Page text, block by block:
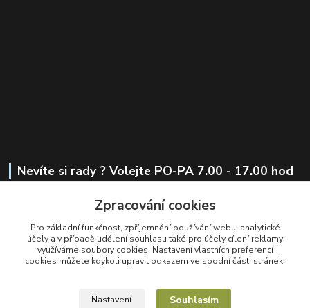
Nevíte si rady ? Volejte PO-PA 7.00 - 17.00 hod
+420 721 441 419
obchod@alkoholesence.cz
Zpracování cookies
Pro základní funkčnost, zpříjemnění používání webu, analytické
účely a v případě udělení souhlasu také pro účely cílení reklamy
využíváme soubory cookies. Nastavení vlastních preferencí
cookies můžete kdykoli upravit odkazem ve spodní části stránek.
Nastavení Souhlasím